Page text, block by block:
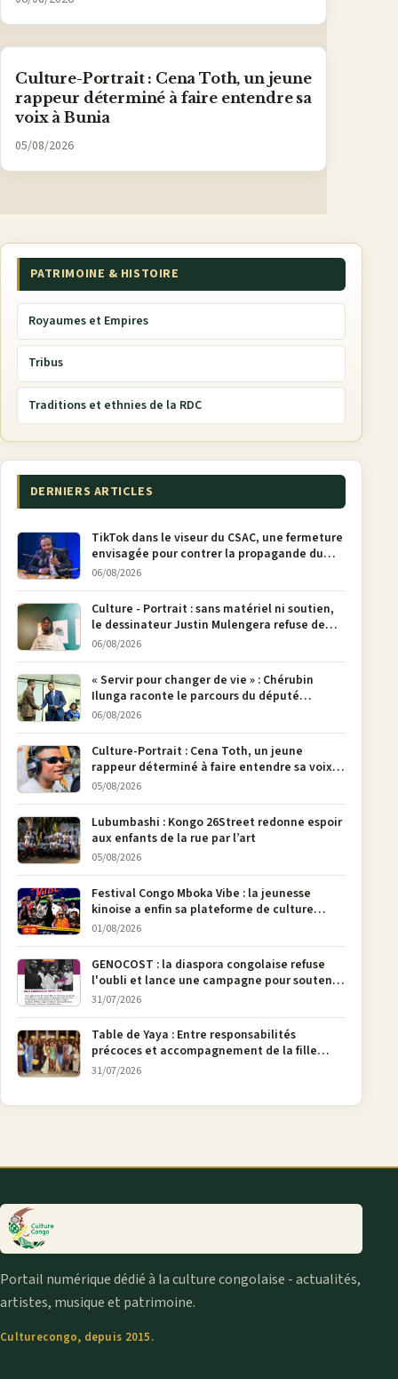
Culture-Portrait : Cena Toth, un jeune
rappeur déterminé à faire entendre sa
voix à Bunia
05/08/2026
PATRIMOINE & HISTOIRE
Royaumes et Empires
Tribus
Traditions et ethnies de la RDC
DERNIERS ARTICLES
TikTok dans le viseur du CSAC, une fermeture
envisagée pour contrer la propagande du
M23
06/08/2026
Culture - Portrait : sans matériel ni soutien,
le dessinateur Justin Mulengera refuse de
poser son crayon
06/08/2026
« Servir pour changer de vie » : Chérubin
Ilunga raconte le parcours du député
national Jethro Muyombi Tshimbu en 137
06/08/2026
Culture-Portrait : Cena Toth, un jeune
rappeur déterminé à faire entendre sa voix à
Bunia
05/08/2026
Lubumbashi : Kongo 26Street redonne espoir
aux enfants de la rue par l’art
05/08/2026
Festival Congo Mboka Vibe : la jeunesse
kinoise a enfin sa plateforme de culture
urbaine
01/08/2026
GENOCOST : la diaspora congolaise refuse
l'oubli et lance une campagne pour soutenir
la pétition FONAREV depuis Bruxelles
31/07/2026
Table de Yaya : Entre responsabilités
précoces et accompagnement de la fille
aînée, la diaspora en débat
31/07/2026
Portail numérique dédié à la culture congolaise - actualités,
artistes, musique et patrimoine.
Culturecongo, depuis 2015.